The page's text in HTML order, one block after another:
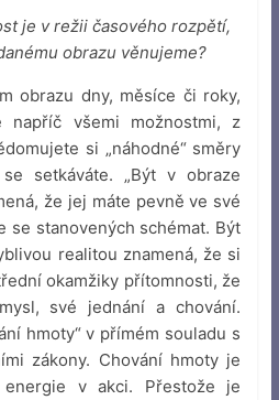
je v režii časového rozpětí,
obrazu věnujeme?
obrazu dny, měsíce či roky,
napříč všemi možnostmi, z
si „náhodné“ směry
setkáváte. „Být v obraze
že jej máte pevně ve své
se stanovených schémat. Být
realitou znamená, že si
okamžiky přítomnosti, že
své jednání a chování.
hmoty“ v přímém souladu s
zákony. Chování hmoty je
v akci. Přestože je